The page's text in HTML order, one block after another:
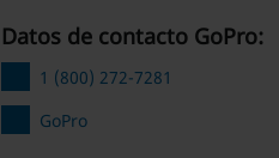
Datos de contacto GoPro:
1 (800) 272-7281
GoPro